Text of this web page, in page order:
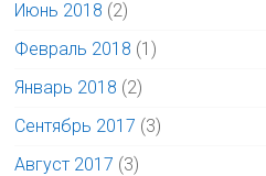
Июнь 2018 (2)
Февраль 2018 (1)
Январь 2018 (2)
Сентябрь 2017 (3)
Август 2017 (3)